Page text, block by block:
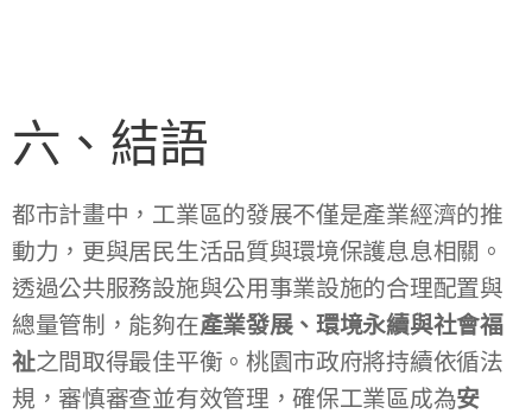
六、結語
都市計畫中，工業區的發展不僅是產業經濟的推
動力，更與居民生活品質與環境保護息息相關。
透過公共服務設施與公用事業設施的合理配置與
總量管制，能夠在產業發展、環境永續與社會福
祉之間取得最佳平衡。桃園市政府將持續依循法
規，審慎審查並有效管理，確保工業區成為安